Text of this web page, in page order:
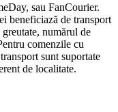
sau FanCourier.
beneficiază de transport
numărul de
comenzile cu
sunt suportate
de localitate.